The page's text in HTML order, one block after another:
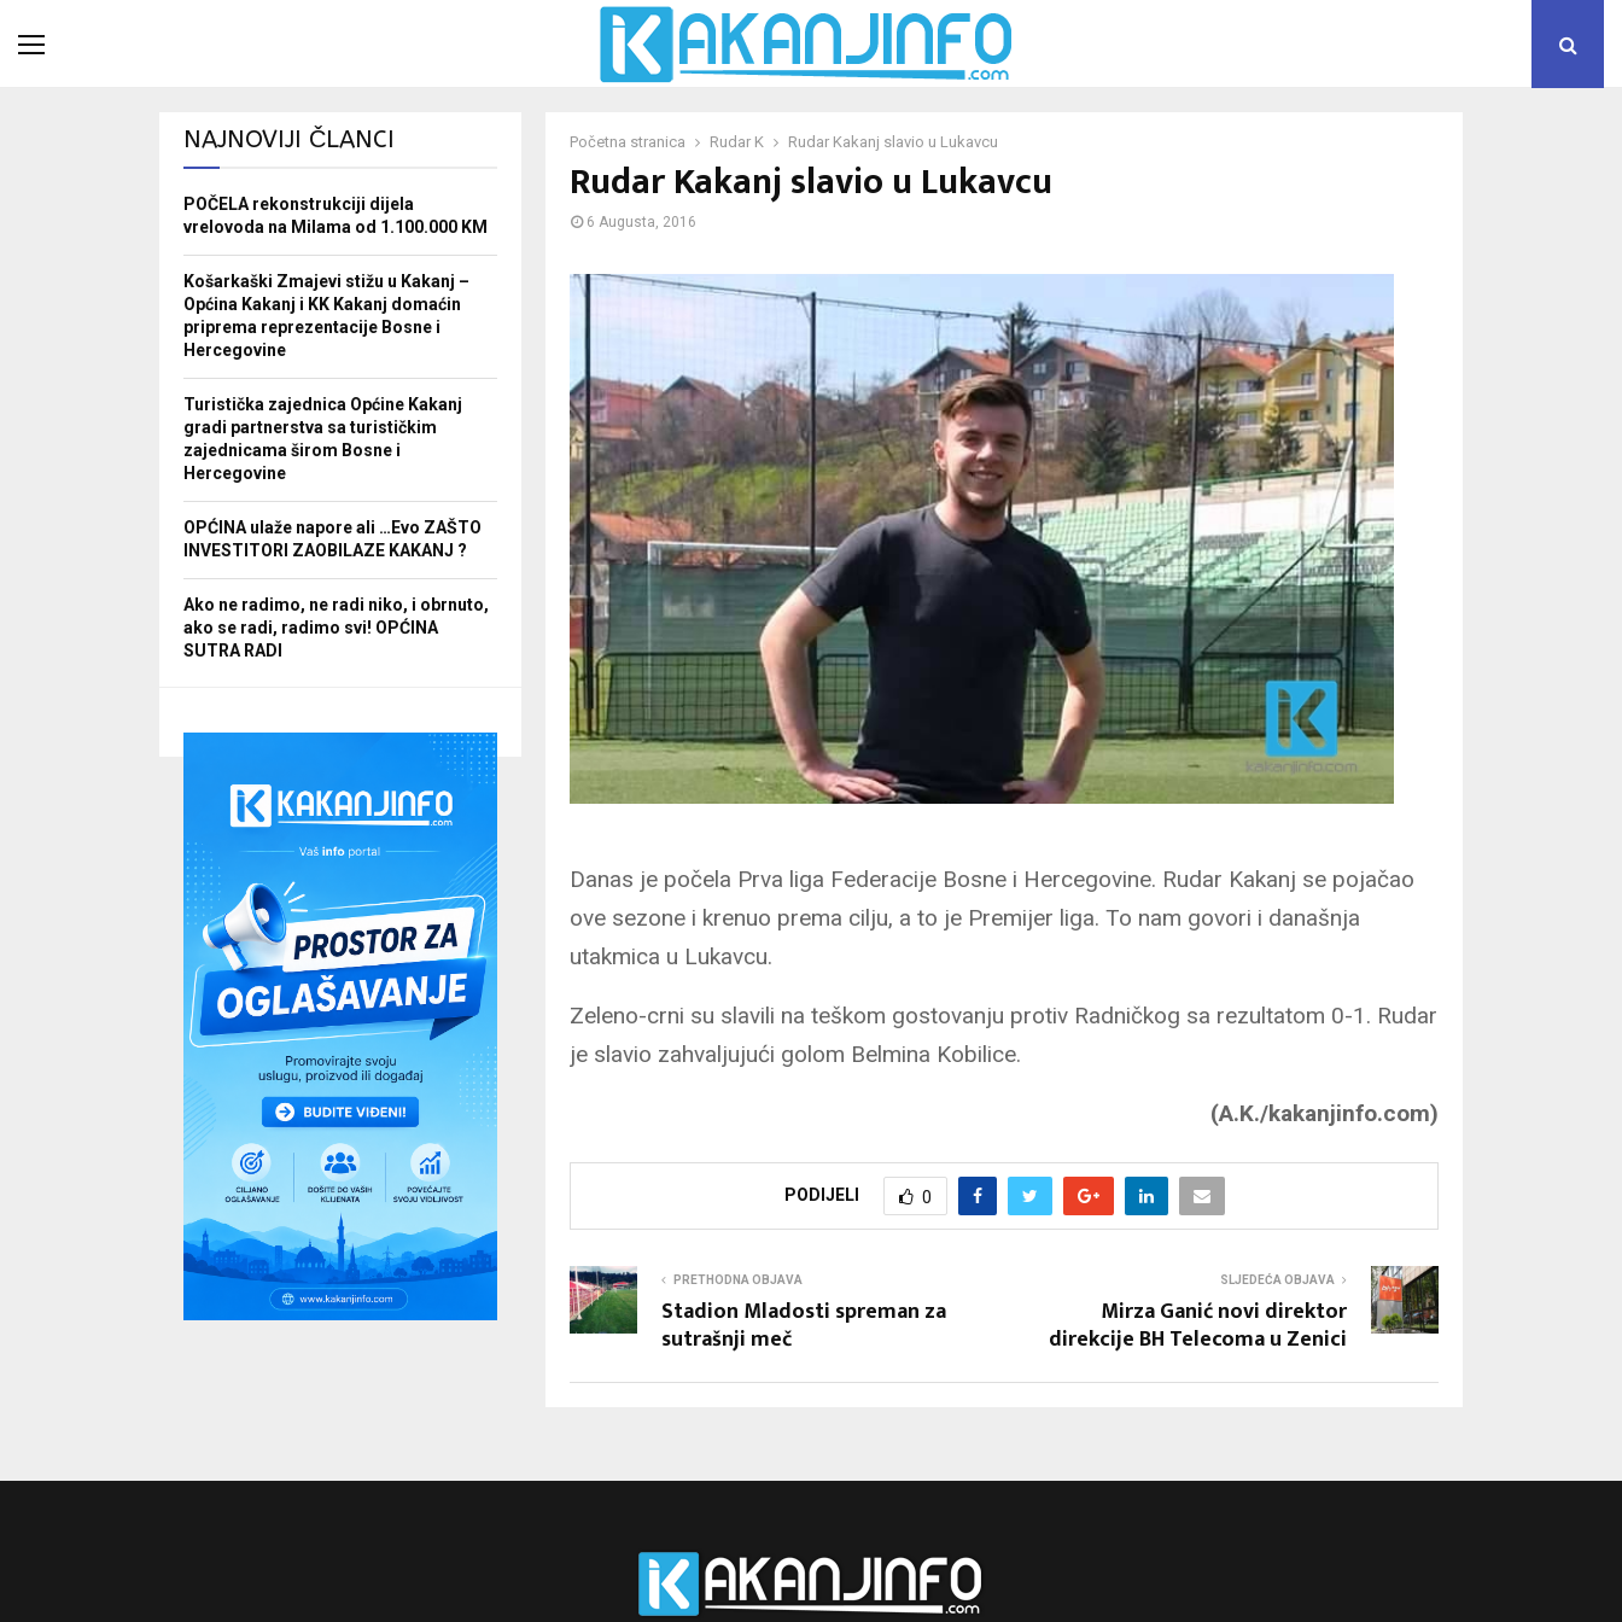
Početna stranica Rudar K Rudar Kakanj slavio u Lukavcu
Rudar Kakanj slavio u Lukavcu
6 Augusta, 2016
Danas je počela Prva liga Federacije Bosne i Hercegovine. Rudar Kakanj se pojačao
ove sezone i krenuo prema cilju, a to je Premijer liga. To nam govori i današnja
utakmica u Lukavcu.
Zeleno-crni su slavili na teškom gostovanju protiv Radničkog sa rezultatom 0-1. Rudar
je slavio zahvaljujući golom Belmina Kobilice.
(A.K./kakanjinfo.com)
PODIJELI 0
PRETHODNA OBJAVA
Stadion Mladosti spreman za
sutrašnji meč
SLJEDEĆA OBJAVA
Mirza Ganić novi direktor
direkcije BH Telecoma u Zenici
NAJNOVIJI ČLANCI
POČELA rekonstrukciji dijela
vrelovoda na Milama od 1.100.000 KM
Košarkaški Zmajevi stižu u Kakanj –
Općina Kakanj i KK Kakanj domaćin
priprema reprezentacije Bosne i
Hercegovine
Turistička zajednica Općine Kakanj
gradi partnerstva sa turističkim
zajednicama širom Bosne i
Hercegovine
OPĆINA ulaže napore ali …Evo ZAŠTO
INVESTITORI ZAOBILAZE KAKANJ ?
Ako ne radimo, ne radi niko, i obrnuto,
ako se radi, radimo svi! OPĆINA
SUTRA RADI